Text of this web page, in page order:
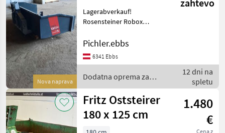
Rosensteiner
Nova naprava
zahtevo
Lagerabverkauf!
Rosensteiner Robox
Größen zu TOP Preisen
180x100cm 200x100cm
Funkcija nagiba
Pichler.ebbs
6341 Ebbs
Dodatna oprema za
traktorje / Rosensteiner
12 dni na
spletu
Fritz Oststeirer
180 x 125 cm
1.480
€
Cena z